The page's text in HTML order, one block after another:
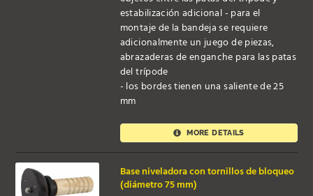
estabilización adicional - para el
montaje de la bandeja se requiere
adicionalmente un juego de piezas,
abrazaderas de enganche para las patas
del trípode
- los bordes tienen una saliente de 25
mm
MORE DETAILS
Base niveladora con tornillos de bloqueo
(diámetro 75 mm)